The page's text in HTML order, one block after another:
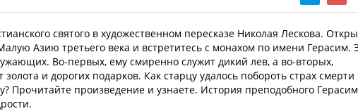
святого в художественном пересказе Николая Лескова.
Азию третьего века и встретитесь с монахом по имени Герасим.
Во-первых, ему смиренно служит дикий лев, а во-вторых,
и дорогих подарков. Как старцу удалось побороть страх смерти
Прочитайте произведение и узнаете. История преподобного